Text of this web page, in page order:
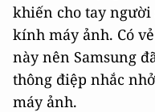
khiến cho tay người
kính máy ảnh. Có
này nên Samsung
thông điệp nhắc
máy ảnh.